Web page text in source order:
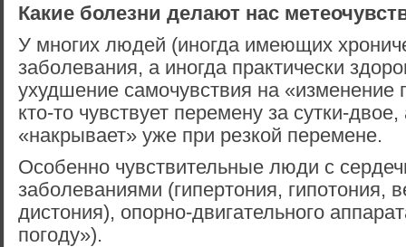
Какие болезни делают нас
У многих людей (иногда имеющих
заболевания, а иногда практически
ухудшение самочувствия на «изменение
кто-то чувствует перемену за сутки-двое,
«накрывает» уже при резкой перемене.
Особенно чувствительные люди с
заболеваниями (гипертония, гипотония,
дистония), опорно-двигательного
погоду»).